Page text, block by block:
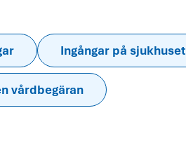
Ingångar på sjukhuset
vårdbegäran